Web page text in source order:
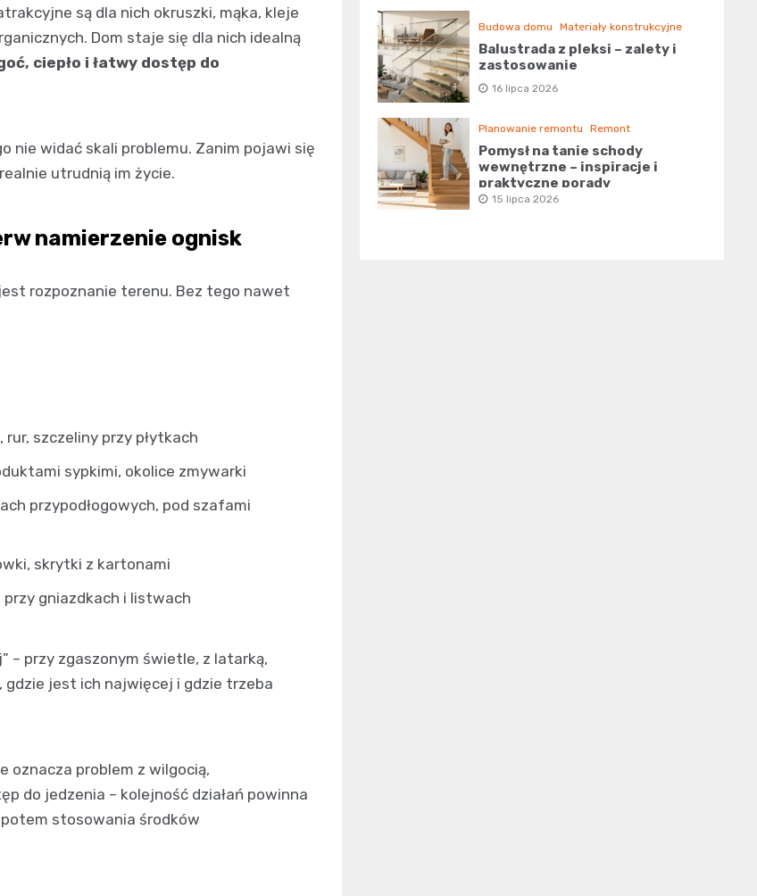
są dla nich okruszki, mąka, kleje
Dom staje się dla nich idealną
ciepło i łatwy dostęp do
nie widać skali problemu. Zanim pojawi się
utrudnią im życie.
namierzenie ognisk
rozpoznanie terenu. Bez tego nawet
szczeliny przy płytkach
sypkimi, okolice zmywarki
przypodłogowych, pod szafami
skrytki z kartonami
przy gniazdkach i listwach
– przy zgaszonym świetle, z latarką,
gdzie jest ich najwięcej i gdzie trzeba
oznacza problem z wilgocią,
do jedzenia – kolejność działań powinna
stosowania środków
Budowa domu Materiały konstrukcyjne
Balustrada z pleksi – zalety i
zastosowanie
16 lipca 2026
Planowanie remontu Remont
Pomysł na tanie schody
wewnętrzne – inspiracje i
praktyczne porady
15 lipca 2026